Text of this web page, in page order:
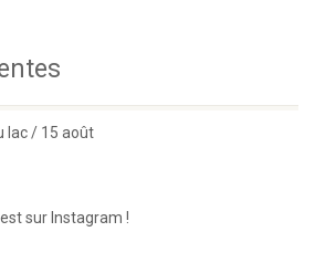
lac / 15 août
sur Instagram !